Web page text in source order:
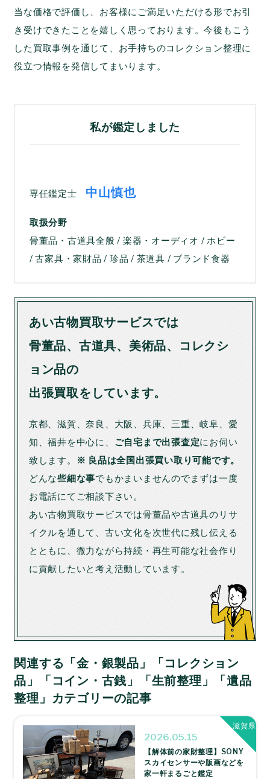
当な価格で評価し、お客様にご満足いただける形でお引
き受けできたことを嬉しく思っております。今後もこう
した買取事例を通じて、お手持ちのコレクション整理に
役立つ情報を発信してまいります。
私が鑑定しました
専任鑑定士 中山慎也
取扱分野
骨董品・古道具全般 / 楽器・オーディオ / ホビー
/ 古家具・家財品 / 珍品 / 茶道具 / ブランド食器
あい古物買取サービスでは
骨董品、古道具、美術品、コレクシ
ョン品の
出張買取をしています。
京都、滋賀、奈良、大阪、兵庫、三重、岐阜、愛
知、福井を中心に、 ご自宅まで出張査定にお伺い
致します。
※ 良品は全国出張買い取り可能です。
どんな些細な事でもかまいませんのでまずは一度
お電話にてご相談下さい。
あい古物買取サービスでは骨董品や古道具のリサ
イクルを通して、古い文化を次世代に残し伝える
とともに、微力ながら持続・再生可能な社会作り
に貢献したいと考え活動しています。
関連する「金・銀製品」「コレクション
品」「コイン・古銭」「生前整理」「遺品
整理」カテゴリーの記事
2026.05.15
【解体前の家財整理】SONY
スカイセンサーや版画などを
家一軒まるごと鑑定
滋賀県